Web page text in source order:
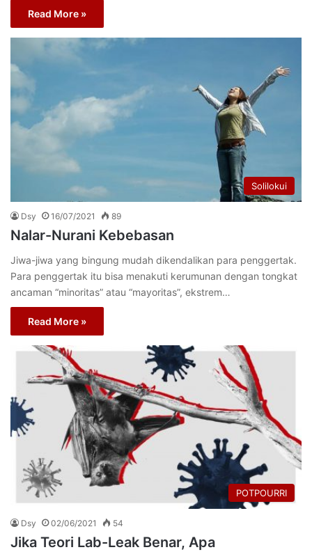
Read More »
Solilokui
Dsy 16/07/2021 89
Nalar-Nurani Kebebasan
Jiwa-jiwa yang bingung mudah dikendalikan para penggertak.
Para penggertak itu bisa menakuti kerumunan dengan tongkat
ancaman “minoritas” atau “mayoritas”, ekstrem…
Read More »
POTPOURRI
Dsy 02/06/2021 54
Jika Teori Lab-Leak Benar, Apa